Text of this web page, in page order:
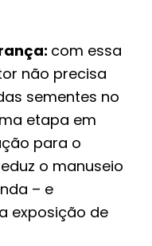
com essa
não precisa
sementes no
etapa em
para o
o manuseio
– e
exposição de